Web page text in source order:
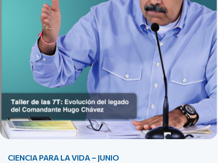
CIENCIA PARA LA VIDA – JUNIO